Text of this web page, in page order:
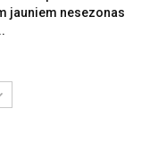
jauniem nesezonas